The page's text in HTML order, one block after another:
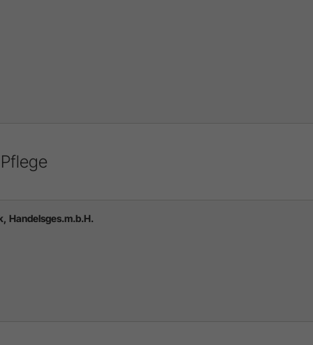
Handelsges.m.b.H.